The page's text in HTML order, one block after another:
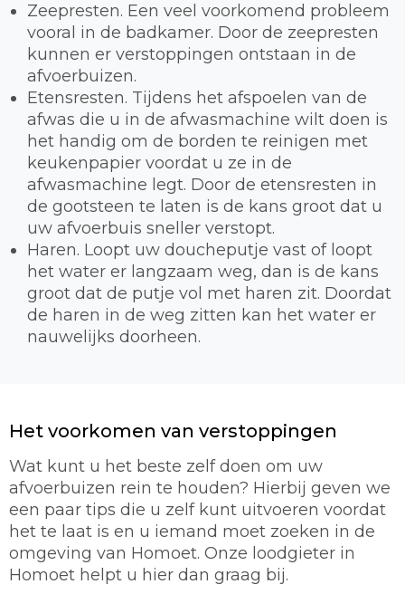
Zeepresten. Een veel voorkomend probleem
vooral in de badkamer. Door de zeepresten
kunnen er verstoppingen ontstaan in de
afvoerbuizen.
Etensresten. Tijdens het afspoelen van de
afwas die u in de afwasmachine wilt doen is
het handig om de borden te reinigen met
keukenpapier voordat u ze in de
afwasmachine legt. Door de etensresten in
de gootsteen te laten is de kans groot dat u
uw afvoerbuis sneller verstopt.
Haren. Loopt uw doucheputje vast of loopt
het water er langzaam weg, dan is de kans
groot dat de putje vol met haren zit. Doordat
de haren in de weg zitten kan het water er
nauwelijks doorheen.
Het voorkomen van verstoppingen
Wat kunt u het beste zelf doen om uw
afvoerbuizen rein te houden? Hierbij geven we
een paar tips die u zelf kunt uitvoeren voordat
het te laat is en u iemand moet zoeken in de
omgeving van Homoet. Onze loodgieter in
Homoet helpt u hier dan graag bij.